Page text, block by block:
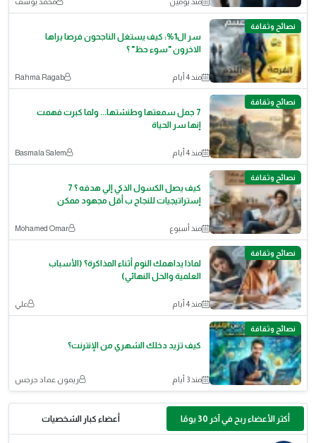
نصائح وثقافة
سر ال1%: كيف يستغل الناجحون فرصا يراها
الاخرون "سوء حظ" ؟
منذ 4 أيام Rahma Ragab
نصائح وثقافة
7 جمل سمعتها وطنشتها... ولما كبرت فهمت
إنها سر الحياة
منذ 4 أيام Basmala Salem
نصائح وثقافة
كيف يصل الكسول الذكي إلي هدفه ؟ 7
إستراتيجيات للنجاح ب أقل مجهود ممكن
منذ أسبوع ‪Mohamed Omar‬‏
نصائح وثقافة
لماذا يداهمك النوم أثناء المذاكرة؟ (الأسباب
العلمية والحل النهائي)
منذ 4 أيام علي
نصائح وثقافة
كيف تزيد دخلك الشهري من الإنترنت؟
منذ 3 أيام ريمون عماد جرجس
أكثر الأعضاء ربح في آخر 30 يومًا أعضاء كبار الشخصيات